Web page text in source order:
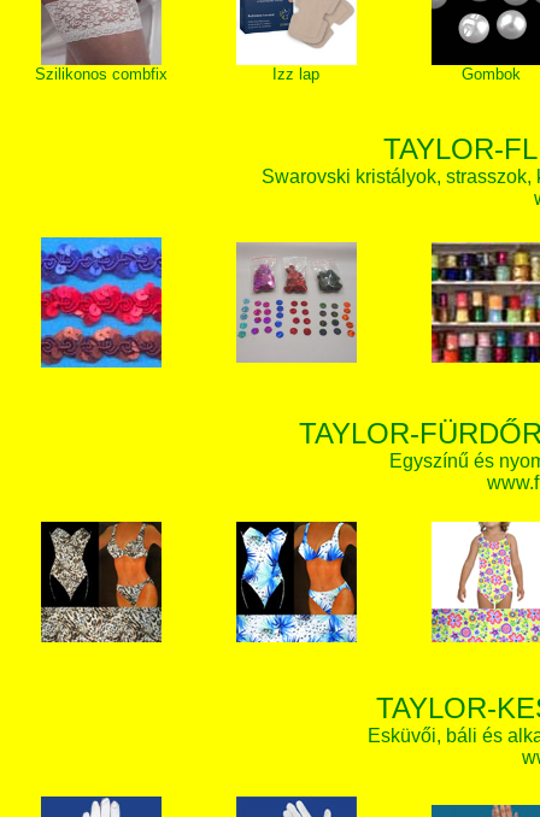
Szilikonos combfix Izz lap Gombok
TAYLOR-
Swarovski kristályok,
TAYLOR-
Egyszínű és
TAYLOR-
Esküvői, báli és